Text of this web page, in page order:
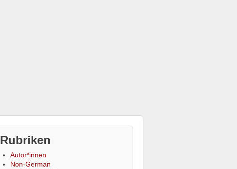
Rubriken
Autor*innen
Non-German